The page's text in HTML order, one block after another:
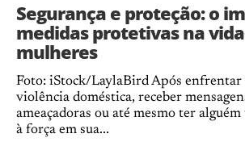
Segurança e proteção: o
medidas protetivas na
mulheres
Foto: iStock/LaylaBird Após enfrentar
violência doméstica, receber
ameaçadoras ou até mesmo ter
à força em sua...